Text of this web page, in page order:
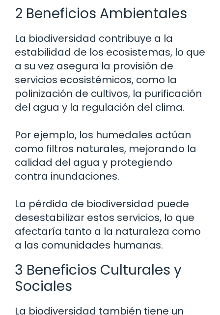
2 Beneficios Ambientales
La biodiversidad contribuye a la
estabilidad de los ecosistemas, lo que
a su vez asegura la provisión de
servicios ecosistémicos, como la
polinización de cultivos, la purificación
del agua y la regulación del clima.
Por ejemplo, los humedales actúan
como filtros naturales, mejorando la
calidad del agua y protegiendo
contra inundaciones.
La pérdida de biodiversidad puede
desestabilizar estos servicios, lo que
afectaría tanto a la naturaleza como
a las comunidades humanas.
3 Beneficios Culturales y
Sociales
La biodiversidad también tiene un